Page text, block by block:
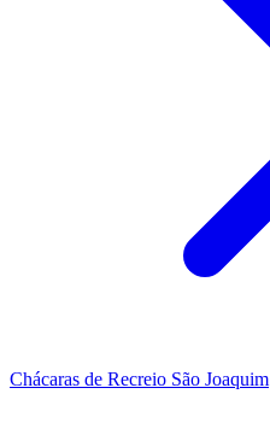
Chácaras de Recreio São Joaquim